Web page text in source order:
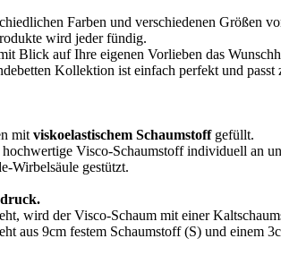
Farben und verschiedenen Größen
wird jeder fündig.
Blick auf Ihre eigenen Vorlieben das
Kollektion ist einfach perfekt und
mit viskoelastischem Schaumstoffgefüllt.
Visco-Schaumstoff individuell an
Wirbelsäule gestützt.
wird der Visco-Schaum mit einer
aus 9cm festem Schaumstoff (S) und einem